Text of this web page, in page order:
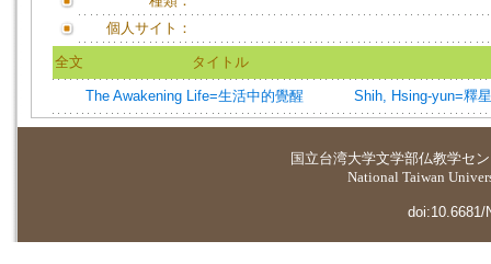
個人サイト：
全文 タイトル
The Awakening Life=生活中的覺醒 Shih, Hsing-yun=釋
国立台湾大学文学部仏教学セ
National Taiwan
doi:10.6681/